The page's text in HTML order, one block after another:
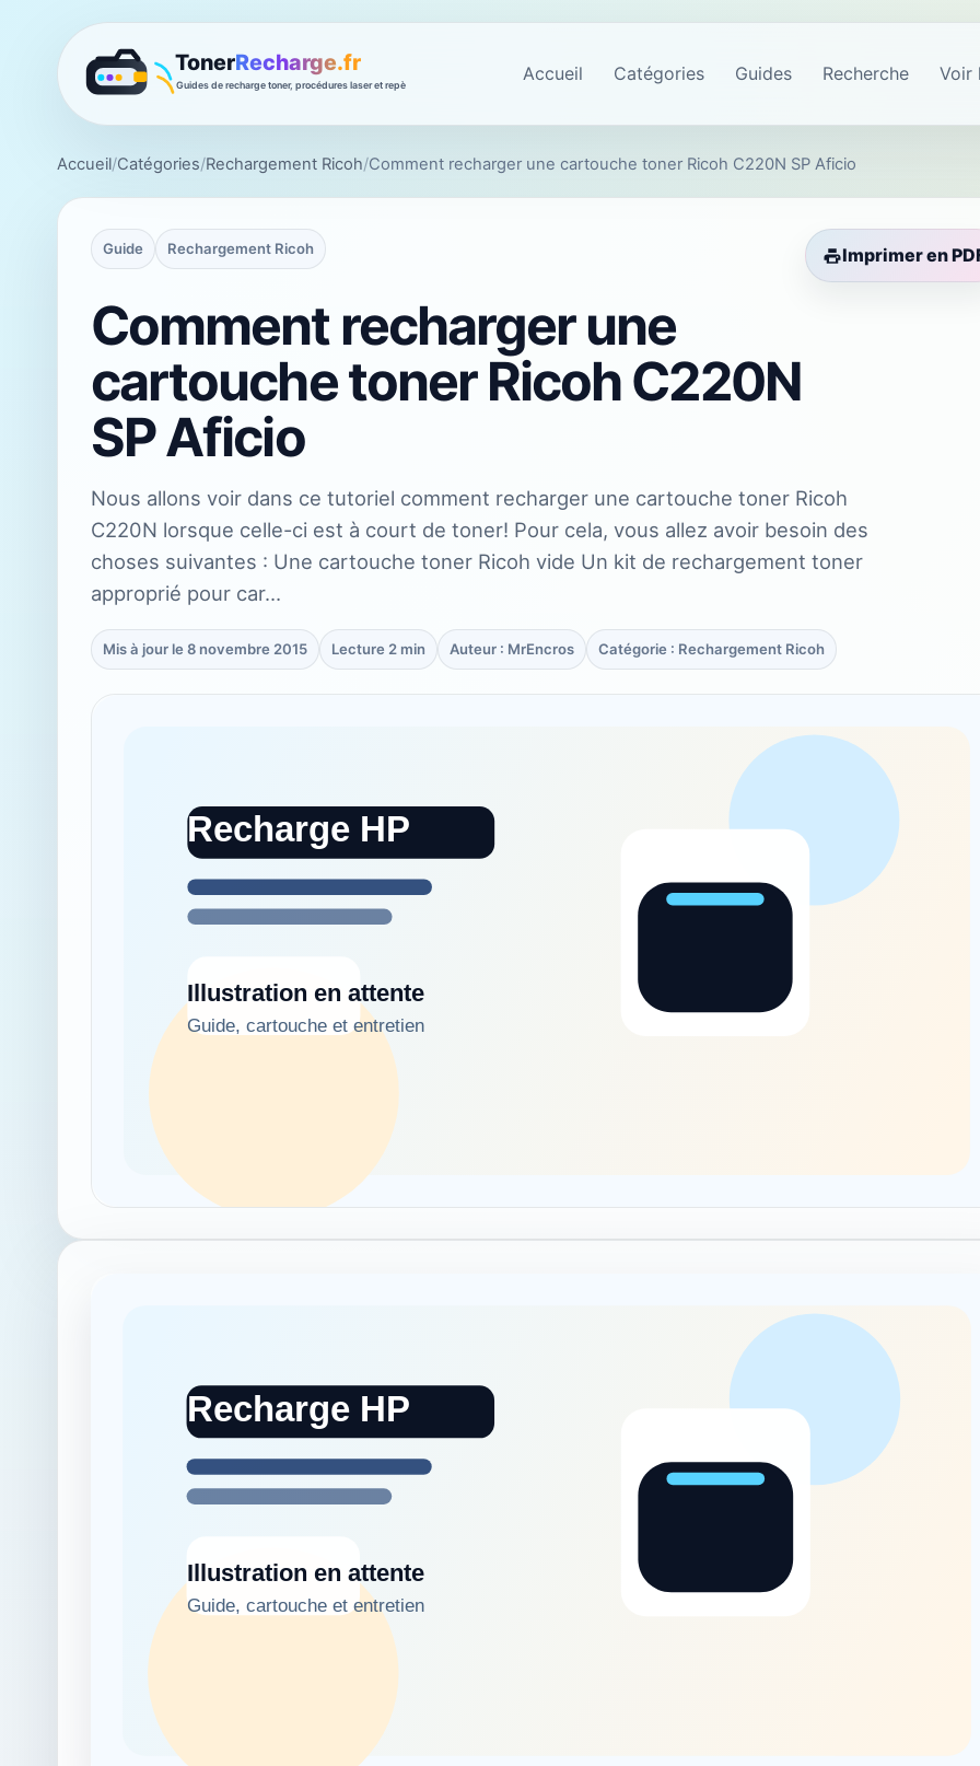
Accueil Catégories Guides Recherche Voir
Accueil/Catégories/Rechargement Ricoh/Comment recharger une cartouche toner Ricoh C220N SP Aficio
Guide Rechargement Ricoh Imprimer en
Comment recharger une
cartouche toner Ricoh C220N
SP Aficio
Nous allons voir dans ce tutoriel comment recharger une cartouche toner Ricoh
C220N lorsque celle-ci est à court de toner! Pour cela, vous allez avoir besoin des
choses suivantes : Une cartouche toner Ricoh vide Un kit de rechargement toner
approprié pour car…
Mis à jour le 8 novembre 2015 Lecture 2 min Auteur : MrEncros Catégorie : Rechargement Ricoh